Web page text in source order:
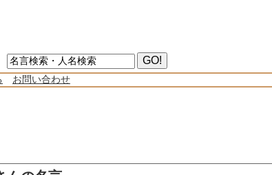
お問い合わせ